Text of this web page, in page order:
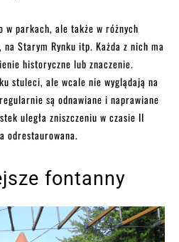
w parkach, ale także w różnych
Starym Rynku itp. Każda z nich ma
historyczne lub znaczenie.
stuleci, ale wcale nie wyglądają na
są odnawiane i naprawiane
uległa zniszczeniu w czasie II
odrestaurowana.
fontanny